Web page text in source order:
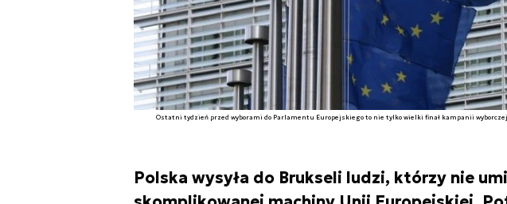
Ostatni tydzień przed wyborami do Parlamentu Europejskiego to nie tylko wielki finał kampanii
Polska wysyła do Brukseli ludzi, którzy nie